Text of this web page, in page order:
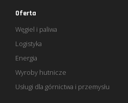
Oferta
Węgiel i paliwa
Logistyka
Energia
Wyroby hutnicze
Usługi dla górnictwa i przemysłu